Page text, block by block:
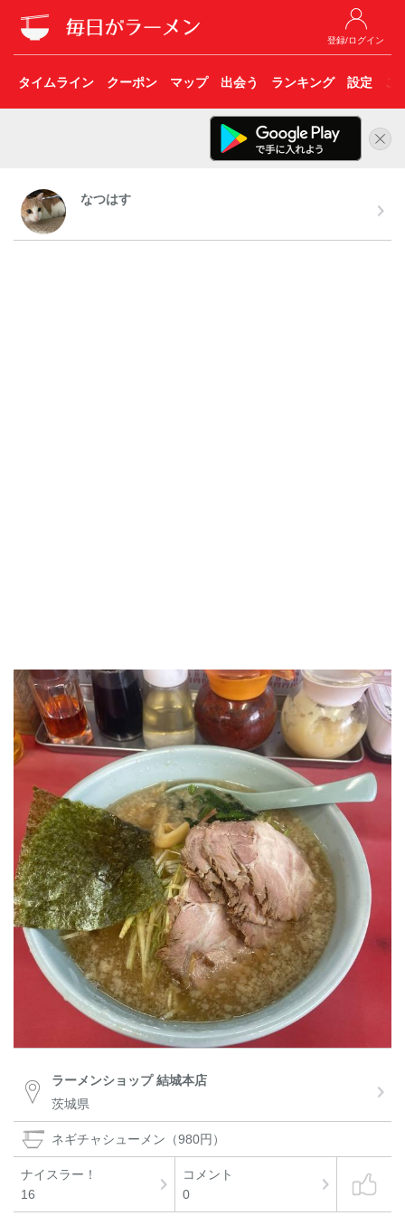
登録/ログイン
タイムライン クーポン マップ 出会う ランキング 設定 こ
なつはす
ラーメンショップ 結城本店
茨城県
ネギチャシューメン（980円）
ナイスラー！
16
コメント
0